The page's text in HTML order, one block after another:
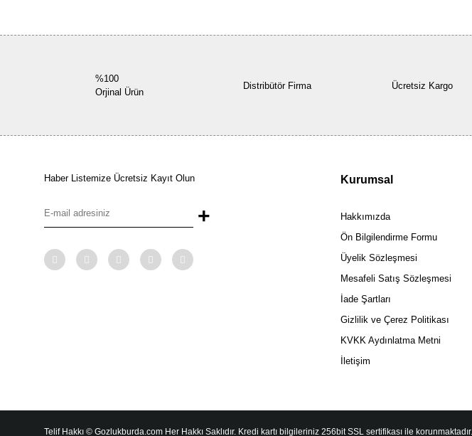
%100
Orjinal Ürün
Distribütör Firma Ücretsiz Kargo
Haber Listemize Ücretsiz Kayıt Olun
+
Kurumsal
Hakkımızda
Ön Bilgilendirme Formu
Üyelik Sözleşmesi
Mesafeli Satış Sözleşmesi
İade Şartları
Gizlilik ve Çerez Politikası
KVKK Aydınlatma Metni
İletişim
Telif Hakkı © Gozlukburda.com Her Hakkı Saklıdır. Kredi kartı bilgileriniz 256bit SSL sertifikası ile korunmaktadır.